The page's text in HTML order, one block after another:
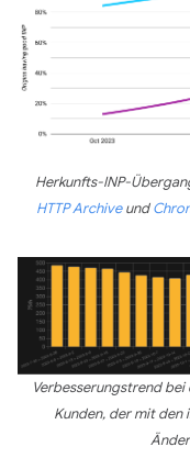
Herkunfts-INP-
HTTP Archiveund
Verbesserungstrend
Kunden, der mit den